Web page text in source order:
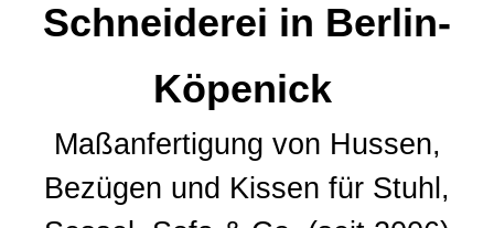
Schneiderei in Berlin-
Köpenick
Maßanfertigung von Hussen,
Bezügen und Kissen für Stuhl,